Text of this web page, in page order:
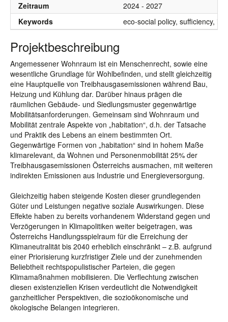
Zeitraum
2024 - 2027
Keywords
eco-social policy, sufficiency,
Projektbeschreibung
Angemessener Wohnraum ist ein Menschenrecht, sowie eine
wesentliche Grundlage für Wohlbefinden, und stellt gleichzeitig
eine Hauptquelle von Treibhausgasemissionen während Bau,
Heizung und Kühlung dar. Darüber hinaus prägen die
räumlichen Gebäude- und Siedlungsmuster gegenwärtige
Mobilitätsanforderungen. Gemeinsam sind Wohnraum und
Mobilität zentrale Aspekte von „habitation“, d.h. der Tatsache
und Praktik des Lebens an einem bestimmten Ort.
Gegenwärtige Formen von „habitation“ sind in hohem Maße
klimarelevant, da Wohnen und Personenmobilität 25% der
Treibhausgasemissionen Österreichs ausmachen, mit weiteren
indirekten Emissionen aus Industrie und Energieversorgung.
Gleichzeitig haben steigende Kosten dieser grundlegenden
Güter und Leistungen negative soziale Auswirkungen. Diese
Effekte haben zu bereits vorhandenem Widerstand gegen und
Verzögerungen in Klimapolitiken weiter beigetragen, was
Österreichs Handlungsspielraum für die Erreichung der
Klimaneutralität bis 2040 erheblich einschränkt – z.B. aufgrund
einer Priorisierung kurzfristiger Ziele und der zunehmenden
Beliebtheit rechtspopulistischer Parteien, die gegen
Klimamaßnahmen mobilisieren. Die Verflechtung zwischen
diesen existenziellen Krisen verdeutlicht die Notwendigkeit
ganzheitlicher Perspektiven, die sozioökonomische und
ökologische Belangen integrieren.